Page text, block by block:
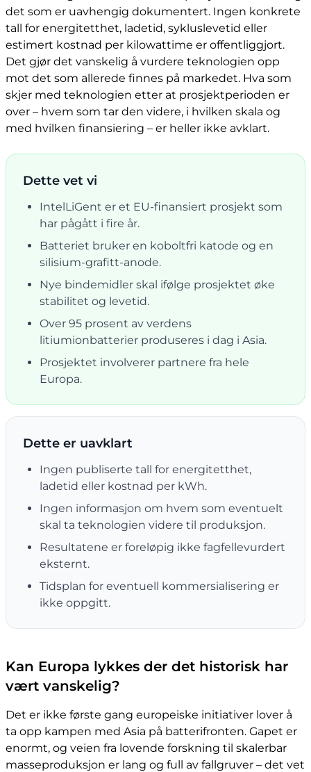
det som er uavhengig dokumentert. Ingen konkrete
tall for energitetthet, ladetid, sykluslevetid eller
estimert kostnad per kilowattime er offentliggjort.
Det gjør det vanskelig å vurdere teknologien opp
mot det som allerede finnes på markedet. Hva som
skjer med teknologien etter at prosjektperioden er
over – hvem som tar den videre, i hvilken skala og
med hvilken finansiering – er heller ikke avklart.
Dette vet vi
IntelLiGent er et EU-finansiert prosjekt som
har pågått i fire år.
Batteriet bruker en koboltfri katode og en
silisium-grafitt-anode.
Nye bindemidler skal ifølge prosjektet øke
stabilitet og levetid.
Over 95 prosent av verdens
litiumionbatterier produseres i dag i Asia.
Prosjektet involverer partnere fra hele
Europa.
Dette er uavklart
Ingen publiserte tall for energitetthet,
ladetid eller kostnad per kWh.
Ingen informasjon om hvem som eventuelt
skal ta teknologien videre til produksjon.
Resultatene er foreløpig ikke fagfellevurdert
eksternt.
Tidsplan for eventuell kommersialisering er
ikke oppgitt.
Kan Europa lykkes der det historisk har
vært vanskelig?
Det er ikke første gang europeiske initiativer lover å
ta opp kampen med Asia på batterifronten. Gapet er
enormt, og veien fra lovende forskning til skalerbar
masseproduksjon er lang og full av fallgruver – det vet